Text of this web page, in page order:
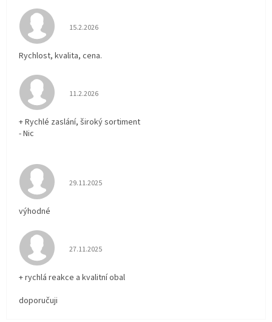
Hodnocení obchodu je 5 z 5 hvězdiček.
15.2.2026
Rychlost, kvalita, cena.
Hodnocení obchodu je 5 z 5 hvězdiček.
11.2.2026
+ Rychlé zaslání, široký sortiment
- Nic
Hodnocení obchodu je 5 z 5 hvězdiček.
29.11.2025
výhodné
Hodnocení obchodu je 5 z 5 hvězdiček.
27.11.2025
+ rychlá reakce a kvalitní obal
doporučuji